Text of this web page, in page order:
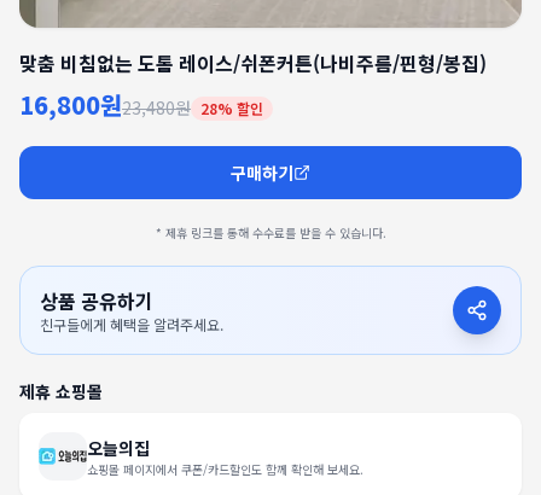
맞춤 비침없는 도톰 레이스/쉬폰커튼(나비주름/핀형/봉집)
16,800원23,480원 28% 할인
구매하기
* 제휴 링크를 통해 수수료를 받을 수 있습니다.
상품 공유하기
친구들에게 혜택을 알려주세요.
제휴 쇼핑몰
오늘의집
쇼핑몰 페이지에서 쿠폰/카드할인도 함께 확인해 보세요.